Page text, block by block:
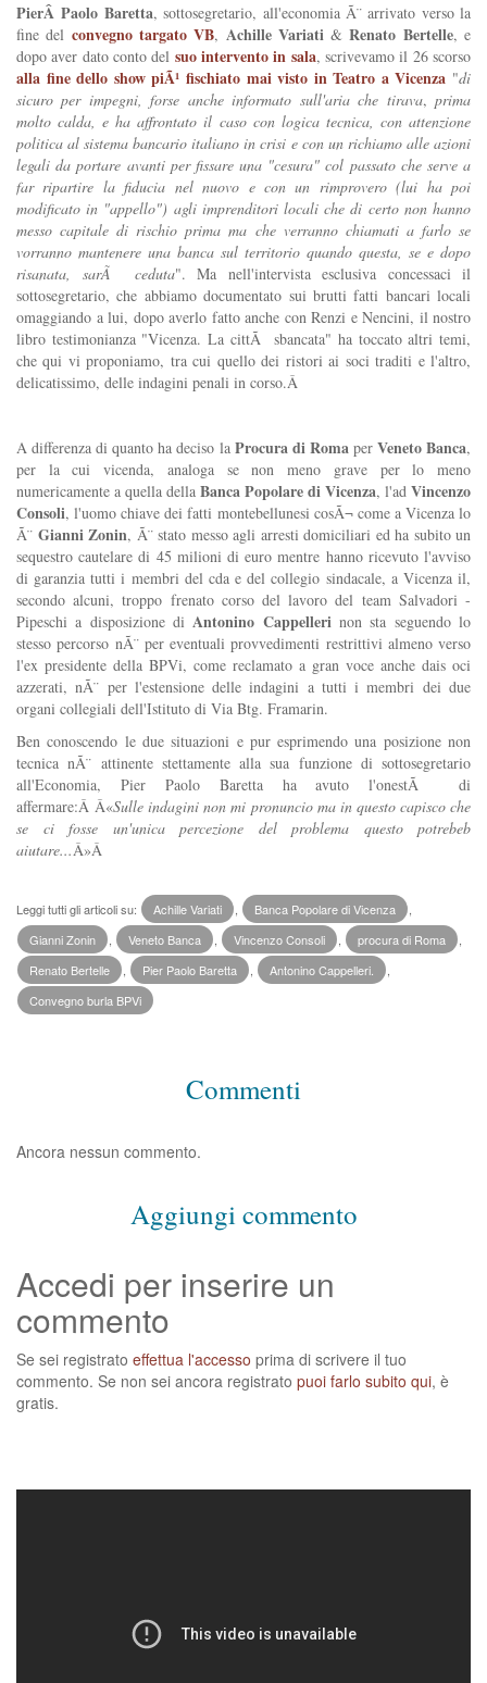
PierÂ Paolo Baretta, sottosegretario, all'economia Ã¨ arrivato verso la
fine del convegno targato VB, Achille Variati&Renato Bertelle, e
dopo aver dato conto del suo intervento in sala, scrivevamo il 26 scorso
alla fine dello show piÃ¹ fischiato mai visto in Teatro a Vicenza "di
sicuro per impegni, forse anche informato sull'aria che tirava,prima
molto calda, e ha affrontato il caso con logica tecnica, con attenzione
politica al sistema bancario italiano in crisi e con un richiamo alle azioni
legali da portare avanti per fissare una "cesura" col passato che serve a
far ripartire la fiducia nel nuovo e con un rimprovero (lui ha poi
modificato in "appello") agli imprenditori locali che di certo non hanno
messo capitale di rischio prima ma che verranno chiamati a farlo se
vorranno mantenere una banca sul territorio quando questa, se e dopo
risanata, sarÃ ceduta". Ma nell'intervista esclusiva concessaci il
sottosegretario, che abbiamo documentato sui brutti fatti bancari locali
omaggiando a lui, dopo averlo fatto anche con Renzi e Nencini, il nostro
libro testimonianza "Vicenza. La cittÃ sbancata" ha toccato altri temi,
che qui vi proponiamo, tra cui quello dei ristori ai soci traditi e l'altro,
delicatissimo, delle indagini penali in corso.Â
A differenza di quanto ha deciso la Procura di Romaper Veneto Banca,
per la cui vicenda, analoga se non meno grave per lo meno
numericamente a quella della Banca Popolare di Vicenza, l'ad Vincenzo
Consoli, l'uomo chiave dei fatti montebellunesi cosÃ¬ come a Vicenza lo
Ã¨ Gianni Zonin, Ã¨ stato messo agli arresti domiciliari ed ha subito un
sequestro cautelare di 45 milioni di euro mentre hanno ricevuto l'avviso
di garanzia tutti i membri del cda e del collegio sindacale, a Vicenza il,
secondo alcuni, troppo frenato corso del lavoro del team Salvadori -
Pipeschi a disposizione diAntonino Cappellerinon sta seguendo lo
stesso percorso nÃ¨ per eventuali provvedimenti restrittivi almeno verso
l'ex presidente della BPVi, come reclamato a gran voce anche dais oci
azzerati, nÃ¨ per l'estensione delle indagini a tutti i membri dei due
organi collegiali dell'Istituto di Via Btg. Framarin.
Ben conoscendo le due situazioni e pur esprimendo una posizione non
tecnica nÃ¨ attinente stettamente alla sua funzione di sottosegretario
all'Economia, Pier Paolo Baretta ha avuto l'onestÃ di
affermare:Â Â«Sulle indagini non mi pronuncio ma in questo capisco che
se ci fosse un'unica percezione del problema questo potrebeb
aiutare...Â»Â
Leggi tutti gli articoli su: Achille Variati Banca Popolare di Vicenza
Gianni Zonin
Veneto Banca Vincenzo Consoli procura di Roma
Renato Bertelle
Pier Paolo Baretta Antonino Cappelleri.
Convegno burla BPVi
Commenti
Ancora nessun commento.
Aggiungi commento
Accedi per inserire un
commento
Se sei registrato effettua l'accesso prima di scrivere il tuo
commento. Se non sei ancora registrato puoi farlo subito qui, è
gratis.